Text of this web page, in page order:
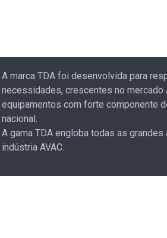
A marca TDA foi desenvolvida para
necessidades, crescentes no mercado
equipamentos com forte componente
nacional.
A gama TDA engloba todas as grandes
indústria AVAC.